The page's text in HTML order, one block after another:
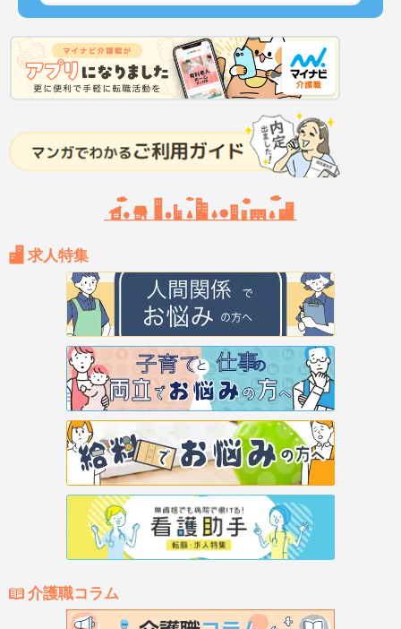
求人特集
介護職コラム